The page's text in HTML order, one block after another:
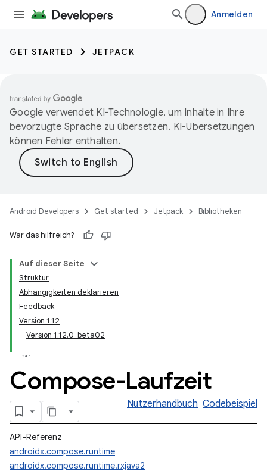
Anmelden
GET STARTED JETPACK
Google verwendet KI-Technologie, um Inhalte in Ihre
bevorzugte Sprache zu übersetzen. KI-Übersetzungen
können Fehler enthalten.
Android Developers Get started Jetpack Bibliotheken
War das hilfreich?
Auf dieser Seite
Struktur
Abhängigkeiten deklarieren
Feedback
Version 1.12
Version 1.12.0-beta02
Compose-Laufzeit
Nutzerhandbuch Codebeispiel
API-Referenz
androidx.compose.runtime
androidx.compose.runtime.rxjava2